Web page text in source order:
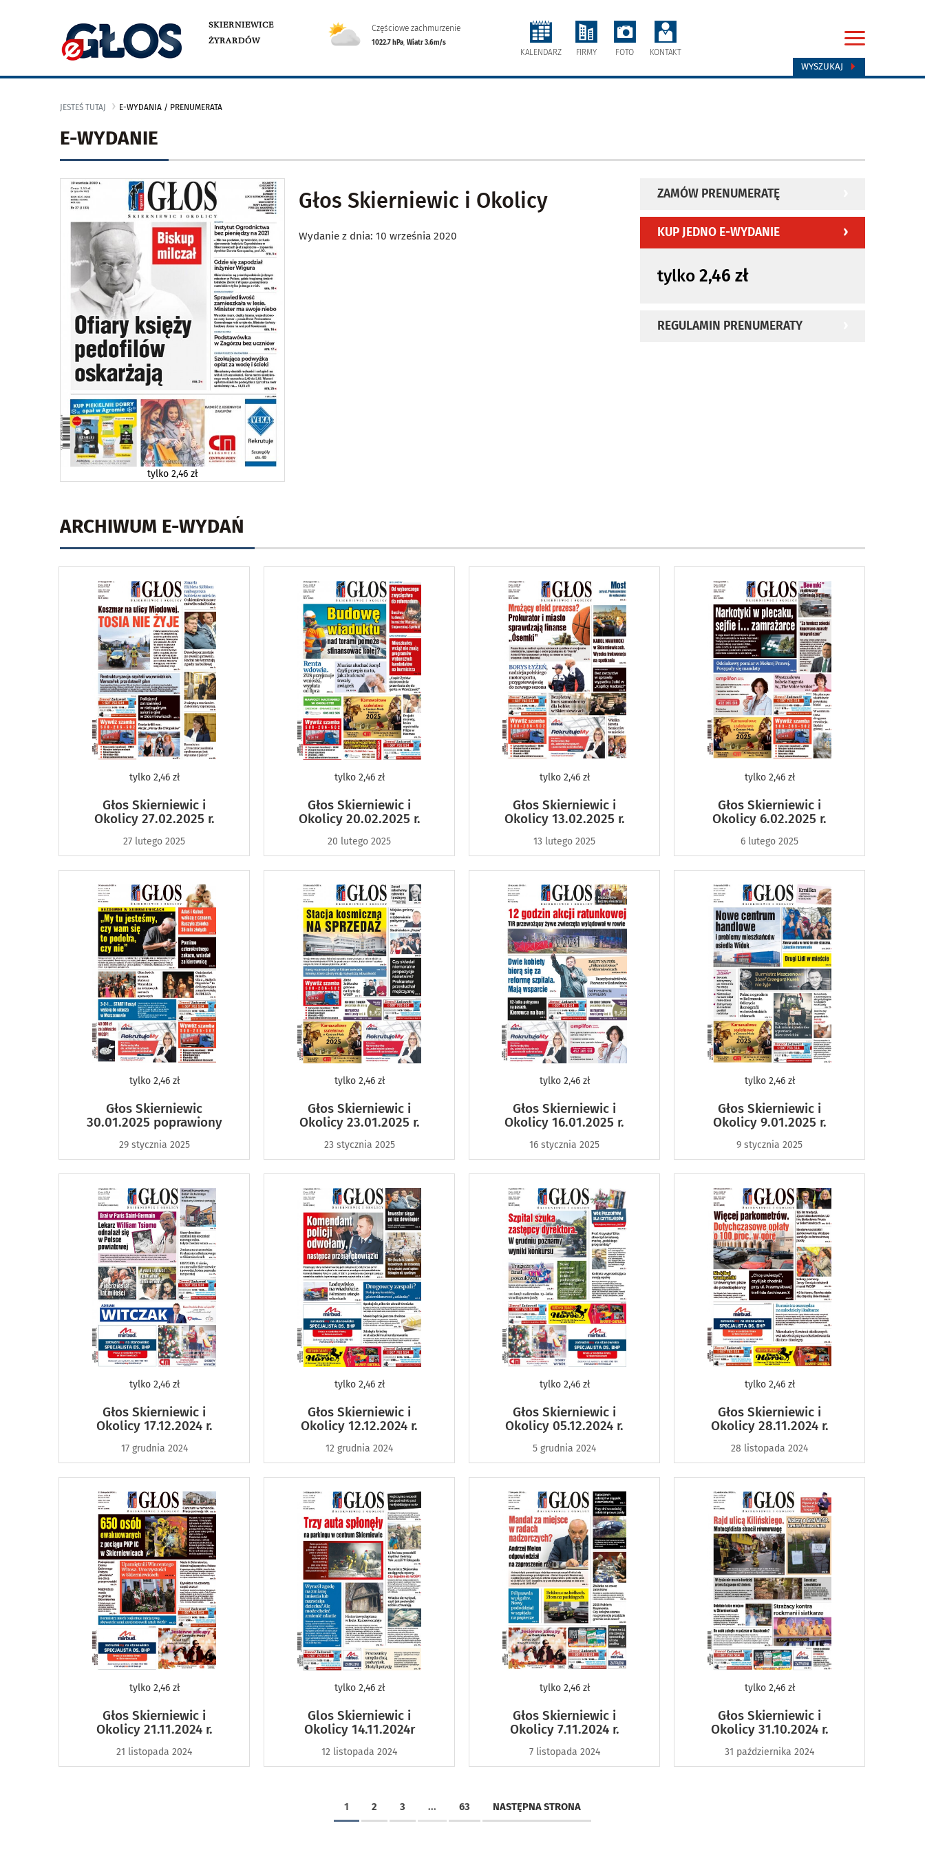
SKIERNIEWICE
ŻYRARDÓW
Częściowe zachmurzenie
1022.7 hPa,Wiatr 3.6m/s
KALENDARZ FIRMY FOTO KONTAKT
WYSZUKAJ
JESTEŚ TUTAJ E-WYDANIA / PRENUMERATA
E-WYDANIE
tylko 2,46 zł
Głos Skierniewic i Okolicy
Wydanie z dnia: 10 września 2020
ZAMÓW PRENUMERATĘ
KUP JEDNO E-WYDANIE
tylko2,46 zł
REGULAMIN PRENUMERATY
ARCHIWUM E-WYDAŃ
tylko2,46 zł
Głos Skierniewic i
Okolicy 27.02.2025 r.
27 lutego 2025
tylko2,46 zł
Głos Skierniewic i
Okolicy 20.02.2025 r.
20 lutego 2025
tylko2,46 zł
Głos Skierniewic i
Okolicy 13.02.2025 r.
13 lutego 2025
tylko2,46 zł
Głos Skierniewic i
Okolicy 6.02.2025 r.
6 lutego 2025
tylko2,46 zł
Głos Skierniewic
30.01.2025 poprawiony
29 stycznia 2025
tylko2,46 zł
Głos Skierniewic i
Okolicy 23.01.2025 r.
23 stycznia 2025
tylko2,46 zł
Głos Skierniewic i
Okolicy 16.01.2025 r.
16 stycznia 2025
tylko2,46 zł
Głos Skierniewic i
Okolicy 9.01.2025 r.
9 stycznia 2025
tylko2,46 zł
Głos Skierniewic i
Okolicy 17.12.2024 r.
17 grudnia 2024
tylko2,46 zł
Głos Skierniewic i
Okolicy 12.12.2024 r.
12 grudnia 2024
tylko2,46 zł
Głos Skierniewic i
Okolicy 05.12.2024 r.
5 grudnia 2024
tylko2,46 zł
Głos Skierniewic i
Okolicy 28.11.2024 r.
28 listopada 2024
tylko2,46 zł
Głos Skierniewic i
Okolicy 21.11.2024 r.
21 listopada 2024
tylko2,46 zł
Glos Skierniewic i
Okolicy 14.11.2024r
12 listopada 2024
tylko2,46 zł
Głos Skierniewic i
Okolicy 7.11.2024 r.
7 listopada 2024
tylko2,46 zł
Głos Skierniewic i
Okolicy 31.10.2024 r.
31 października 2024
1 2 3 ... 63 NASTĘPNA STRONA